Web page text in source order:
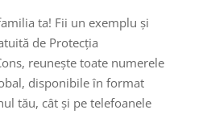
ta! Fii un exemplu și
de Protecția
reunește toate numerele
disponibile în format
tău, cât și pe telefoanele